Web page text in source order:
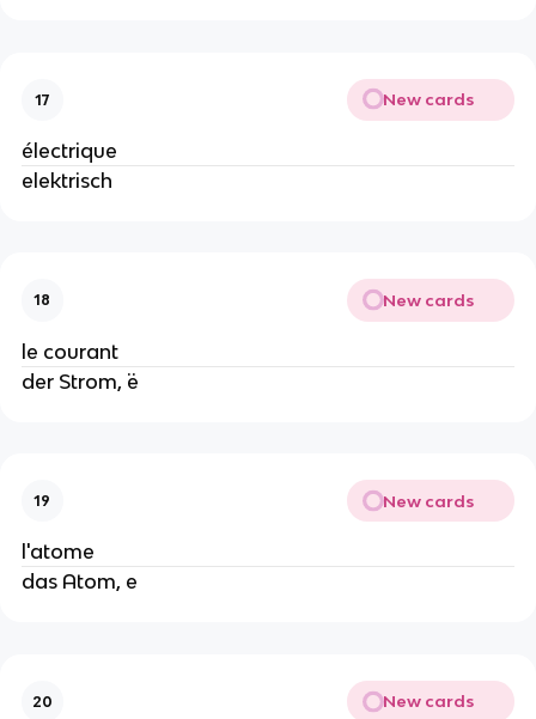
17 New cards
électrique
elektrisch
18 New cards
le courant
der Strom, ¨e
19 New cards
l'atome
das Atom, e
20 New cards